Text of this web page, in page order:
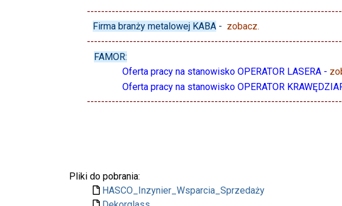
Firma branży metalowej KABA - zobacz.
FAMOR:
Oferta pracy na stanowisko OPERATOR LASERA -
Oferta pracy na stanowisko OPERATOR
Pliki do pobrania:
HASCO_Inzynier_Wsparcia_Sprzedaży